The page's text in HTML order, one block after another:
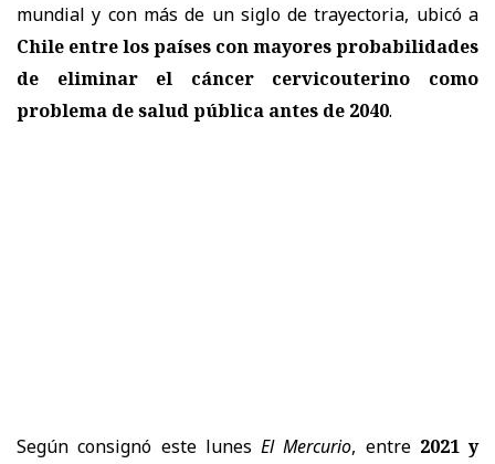
mundial y con más de un siglo de trayectoria, ubicó a
Chile entre los países con mayores probabilidades
de eliminar el cáncer cervicouterino como
problema de salud pública antes de 2040.
Según consignó este lunes El Mercurio, entre 2021 y